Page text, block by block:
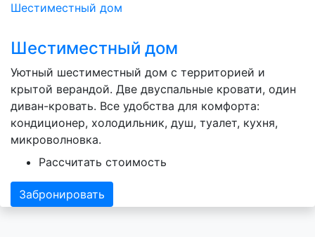
Шестиместный дом
Уютный шестиместный дом с территорией и
крытой верандой. Две двуспальные кровати, один
диван-кровать. Все удобства для комфорта:
кондиционер, холодильник, душ, туалет, кухня,
микроволновка.
Рассчитать стоимость
Забронировать